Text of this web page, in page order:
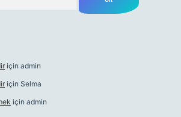
için admin
için Selma
için admin